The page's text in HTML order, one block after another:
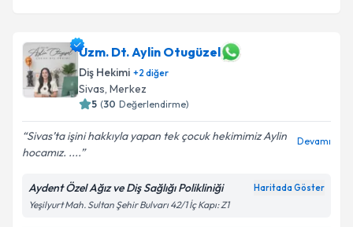
Uzm. Dt. Aylin Otugüzel
Diş Hekimi +2 diğer
Sivas, Merkez
5 (30 Değerlendirme)
Sivas’ta işini hakkıyla yapan tek çocuk hekimimiz Aylin
hocamız. ....
Devamı
Aydent Özel Ağız ve Diş Sağlığı Polikliniği Haritada Göster
Yeşilyurt Mah. Sultan Şehir Bulvarı 42/1 İç Kapı: Z1